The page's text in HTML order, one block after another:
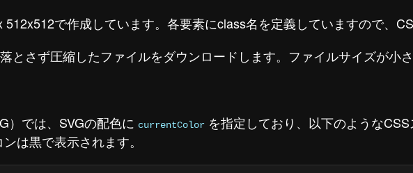
512x512で作成しています。各要素にclass名を定義していますので、
とさず圧縮したファイルをダウンロードします。ファイルサイズが小
）では、SVGの配色に currentColor を指定しており、以下のような
は黒で表示されます。